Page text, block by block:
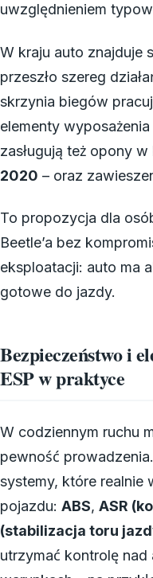
uwzględnieniem
W kraju auto znajduje
przeszło szereg
skrzynia biegów
elementy
zasługują też opony
2020 – oraz
To propozycja dla
Beetle’a bez
eksploatacji: auto ma
gotowe do jazdy.
Bezpieczeństwo i
ESP w praktyce
W codziennym ruchu
pewność
systemy, które realnie
pojazdu: ABS, ASR
(stabilizacja toru
utrzymać kontrolę